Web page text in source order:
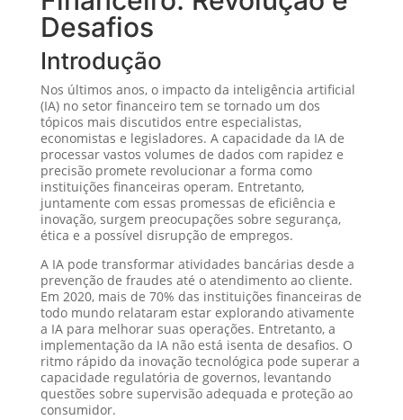
Desafios
Introdução
Nos últimos anos, o impacto da inteligência artificial
(IA) no setor financeiro tem se tornado um dos
tópicos mais discutidos entre especialistas,
economistas e legisladores. A capacidade da IA de
processar vastos volumes de dados com rapidez e
precisão promete revolucionar a forma como
instituições financeiras operam. Entretanto,
juntamente com essas promessas de eficiência e
inovação, surgem preocupações sobre segurança,
ética e a possível disrupção de empregos.
A IA pode transformar atividades bancárias desde a
prevenção de fraudes até o atendimento ao cliente.
Em 2020, mais de 70% das instituições financeiras de
todo mundo relataram estar explorando ativamente
a IA para melhorar suas operações. Entretanto, a
implementação da IA não está isenta de desafios. O
ritmo rápido da inovação tecnológica pode superar a
capacidade regulatória de governos, levantando
questões sobre supervisão adequada e proteção ao
consumidor.